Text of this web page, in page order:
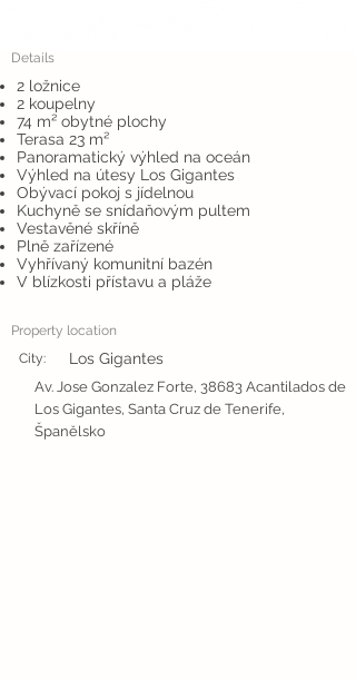
Details
2 ložnice
2 koupelny
74 m² obytné plochy
Terasa 23 m²
Panoramatický výhled na oceán
Výhled na útesy Los Gigantes
Obývací pokoj s jídelnou
Kuchyně se snídaňovým pultem
Vestavěné skříně
Plně zařízené
Vyhřívaný komunitní bazén
V blízkosti přístavu a pláže
Property location
City:
Los Gigantes
Av. Jose Gonzalez Forte, 38683 Acantilados de
Los Gigantes, Santa Cruz de Tenerife,
Španělsko